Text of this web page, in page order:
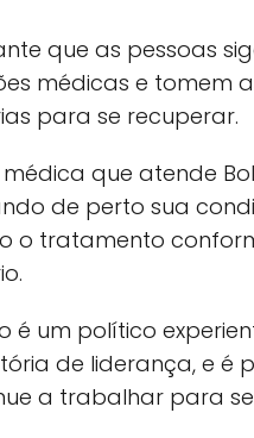
que as pessoas
médicas e tomem
para se recuperar.
que atende
de perto sua
o tratamento
é um político
de liderança, e é
a trabalhar para